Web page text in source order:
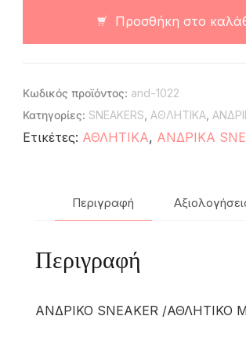
Προσθήκη στο
Κωδικός προϊόντος: and-1022
Κατηγορίες: SNEAKERS, ΑΘΛΗΤΙΚΑ,
Ετικέτες: ΑΘΛΗΤΙΚΑ, ΑΝΔΡΙΚΑ
Περιγραφή
Περιγραφή
ΑΝΔΡΙΚΟ SNEAKER /ΑΘΛΗΤΙΚΟ